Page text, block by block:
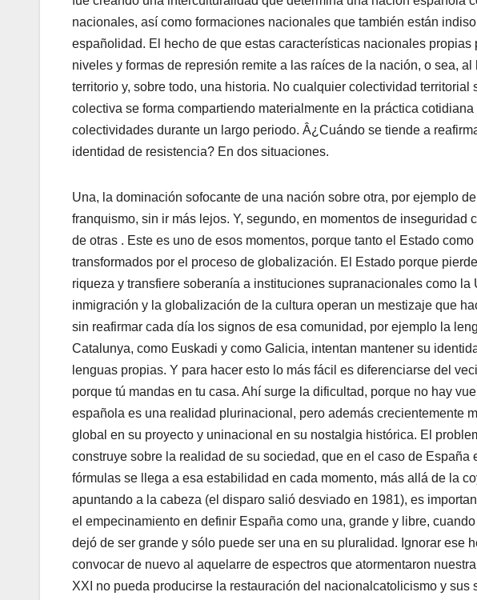
nacionales, así­ como formaciones nacionales que también están
españolidad. El hecho de que estas caracterí­sticas nacionales
niveles y formas de represión remite a las raí­ces de la nación, o sea,
territorio y, sobre todo, una historia. No cualquier colectividad
colectiva se forma compartiendo materialmente en la práctica
colectividades durante un largo periodo. Â¿Cuándo se tiende a
identidad de resistencia? En dos situaciones.
Una, la dominación sofocante de una nación sobre otra, por ejemplo
franquismo, sin ir más lejos. Y, segundo, en momentos de
de otras . Este es uno de esos momentos, porque tanto el Estado
transformados por el proceso de globalización. El Estado porque
riqueza y transfiere soberaní­a a instituciones supranacionales como
inmigración y la globalización de la cultura operan un mestizaje que
sin reafirmar cada dí­a los signos de esa comunidad, por ejemplo la
Catalunya, como Euskadi y como Galicia, intentan mantener su
lenguas propias. Y para hacer esto lo más fácil es diferenciarse del
porque tú mandas en tu casa. Ahí­ surge la dificultad, porque no hay
española es una realidad plurinacional, pero además crecientemente
global en su proyecto y uninacional en su nostalgia histórica. El
construye sobre la realidad de su sociedad, que en el caso de
fórmulas se llega a esa estabilidad en cada momento, más allá de la
apuntando a la cabeza (el disparo salió desviado en 1981), es
el empecinamiento en definir España como una, grande y libre,
dejó de ser grande y sólo puede ser una en su pluralidad. Ignorar ese
convocar de nuevo al aquelarre de espectros que atormentaron
XXI no pueda producirse la restauración del nacionalcatolicismo y